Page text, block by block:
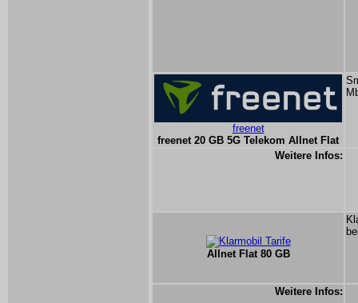
freenet
freenet 20 GB 5G Telekom Allnet Flat
Weitere Infos:
Allnet Flat 80 GB
Weitere Infos: